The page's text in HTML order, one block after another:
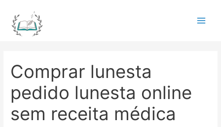
content
Comprar lunesta
pedido lunesta online
sem receita médica